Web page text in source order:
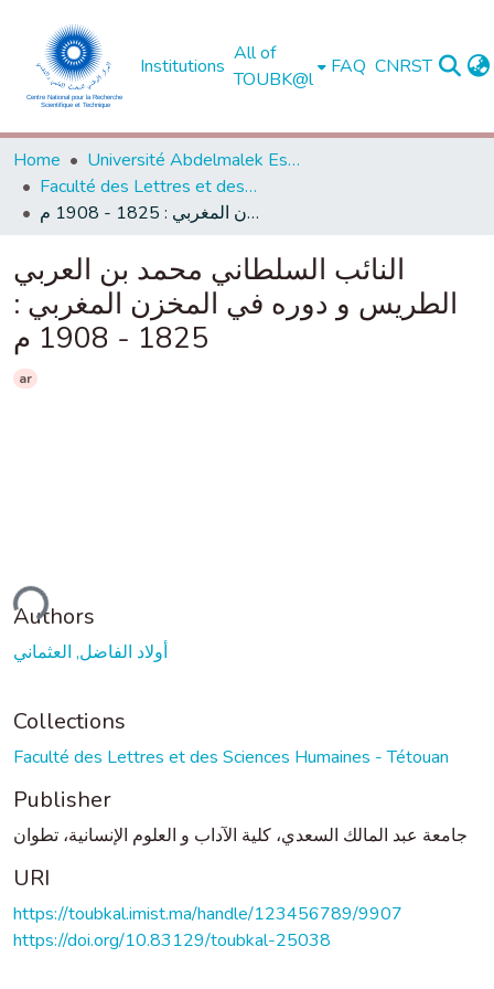
Institutions
All of
TOUBK@l
FAQ CNRST
Home
Université Abdelmalek Essaadi - Tétouan
Faculté des Lettres et des Sciences Humaines - Tétouan
النائب السلطاني محمد بن العربي الطريس و دوره في المخزن المغربي : 1825 - 1908 م
النائب السلطاني محمد بن العربي
الطريس و دوره في المخزن المغربي :
1825 - 1908 م
ar
Authors
أولاد الفاضل, العثماني
Collections
Faculté des Lettres et des Sciences Humaines - Tétouan
Publisher
جامعة عبد المالك السعدي، كلية الآداب و العلوم الإنسانية، تطوان
URI
https://toubkal.imist.ma/handle/123456789/9907
https://doi.org/10.83129/toubkal-25038